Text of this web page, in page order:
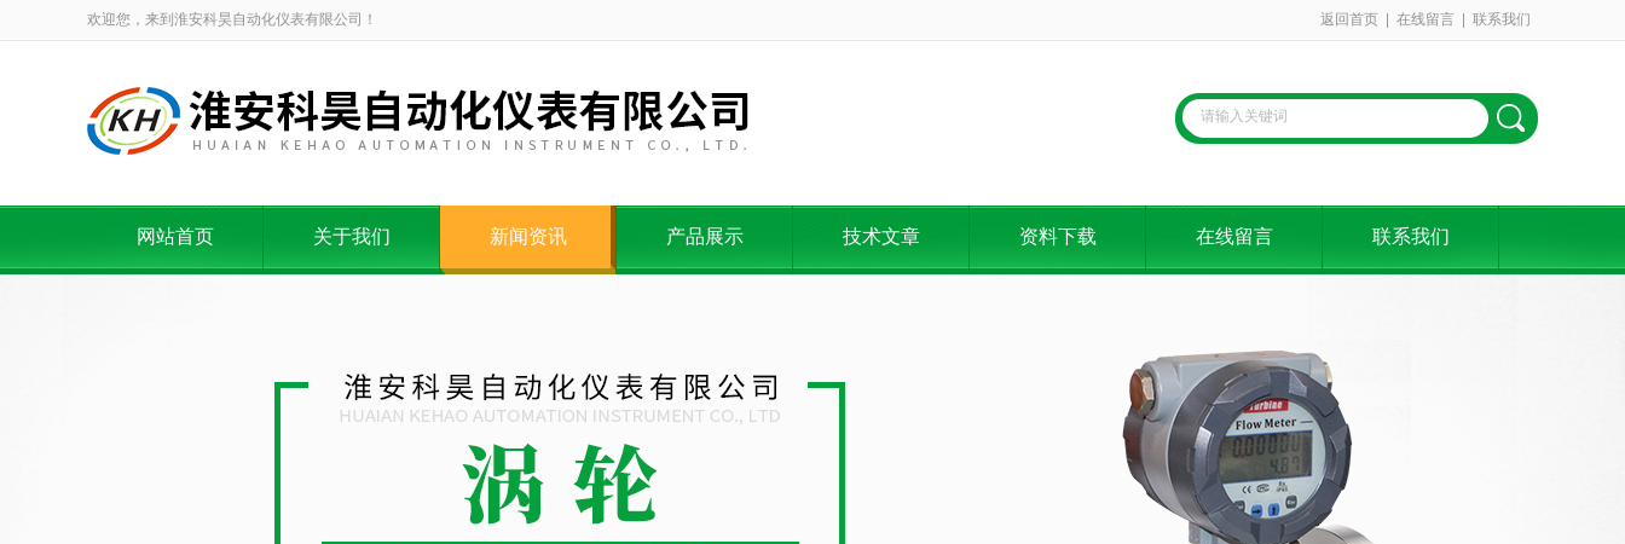
欢迎您，来到淮安科昊自动化仪表有限公司！ 返回首页 在线留言 联系我们
网站首页 关于我们 新闻资讯 产品展示 技术文章 资料下载 在线留言 联系我们